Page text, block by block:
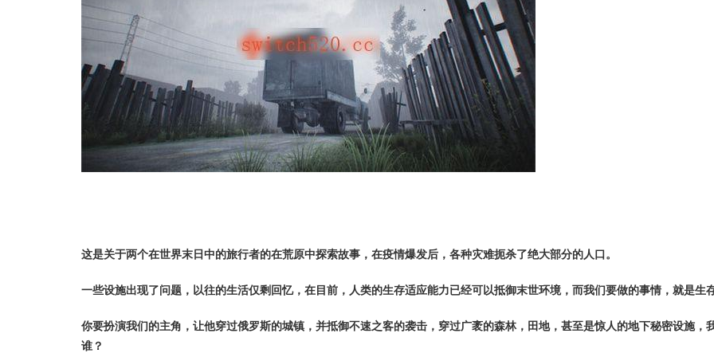
这是关于两个在世界末日中的旅行者的在荒原中探索故事，在疫情爆发后，各种灾难扼杀了绝大部分的人口。
一些设施出现了问题，以往的生活仅剩回忆，在目前，人类的生存适应能力已经可以抵御末世环境，而我们要做的事情，就是生存
你要扮演我们的主角，让他穿过俄罗斯的城镇，并抵御不速之客的袭击，穿过广袤的森林，田地，甚至是惊人的地下秘密设施，
谁？